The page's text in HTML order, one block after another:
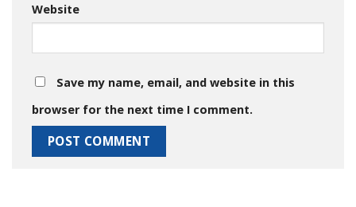
Website
Save my name, email, and website in this
browser for the next time I comment.